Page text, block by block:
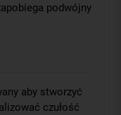
podwójny
aby stworzyć
czułość